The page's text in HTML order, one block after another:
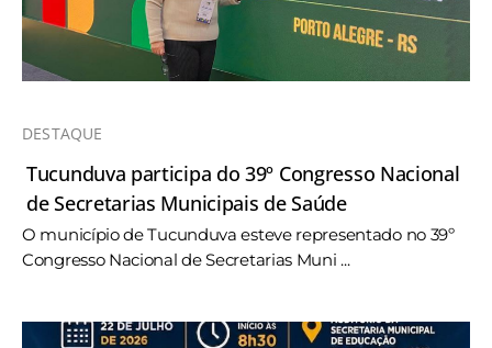
DESTAQUE
Tucunduva participa do 39º Congresso Nacional
de Secretarias Municipais de Saúde
O município de Tucunduva esteve representado no 39º
Congresso Nacional de Secretarias Muni ...